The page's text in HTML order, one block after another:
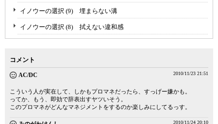
イノウーの選択 (9) 埋まらない溝
イノウーの選択 (8) 拭えない違和感
コメント
AC/DC 2010/11/23 21:51
こういう人が実在して、しかもプロマネだったら、すっげー嫌かも。
ってか、もう、即効で辞表出すヤツいそう。
このプロマネがどんなマネジメントをするのか楽しみにしてるっす。
2010/11/24 20:10